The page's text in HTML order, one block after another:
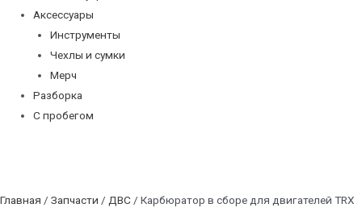
Аксессуары
Инструменты
Чехлы и сумки
Мерч
Разборка
С пробегом
Главная / Запчасти / ДВС / Карбюратор в сборе для двигателей TRX